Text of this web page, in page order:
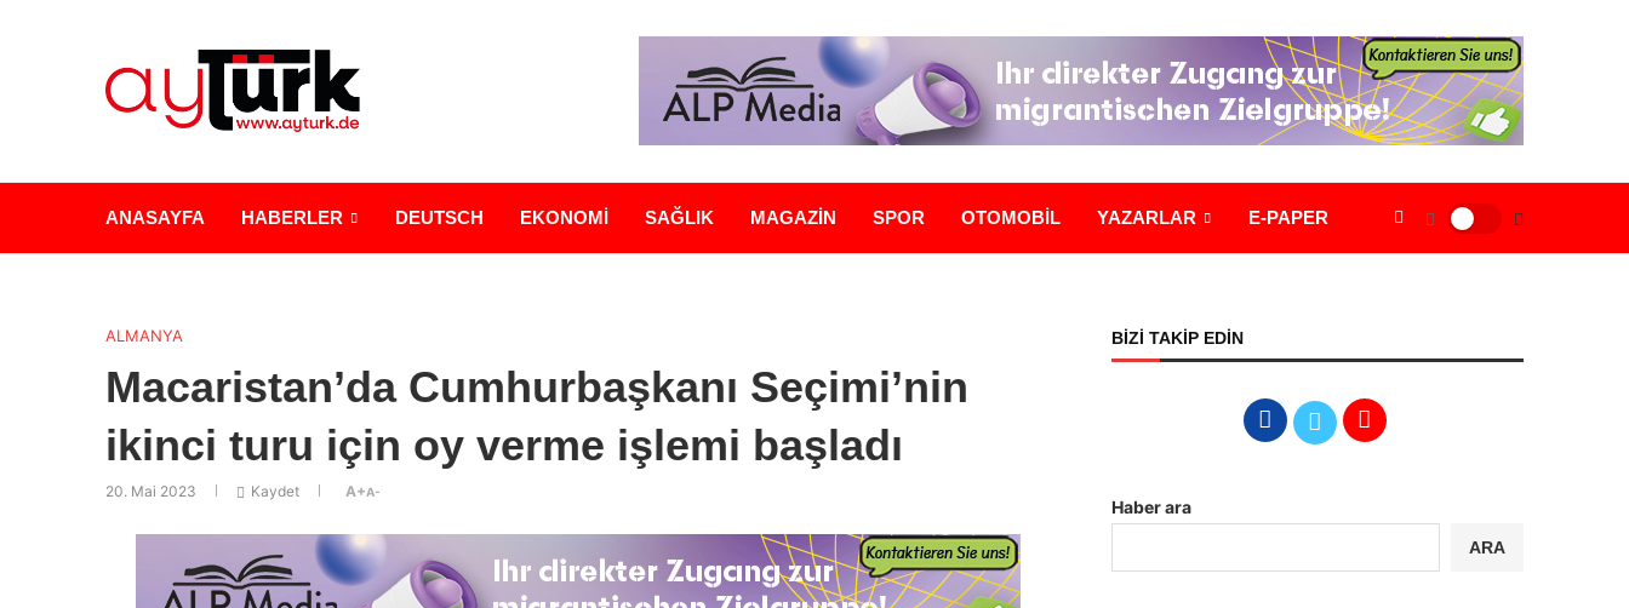
ANASAYFA HABERLER DEUTSCH EKONOMİ SAĞLIK MAGAZİN SPOR OTOMOBİL YAZARLAR E-PAPER
ALMANYA
Macaristan’da Cumhurbaşkanı Seçimi’nin
ikinci turu için oy verme işlemi başladı
20. Mai 2023 Kaydet A+A-
BİZİ TAKİP EDİN
Haber ara
ARA